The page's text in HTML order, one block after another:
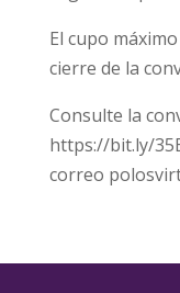
El cupo
cierre de la
Consulte la
https://bit.ly/
correo